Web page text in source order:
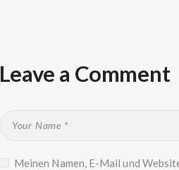
Leave a Comment
Meinen Namen, E-Mail und